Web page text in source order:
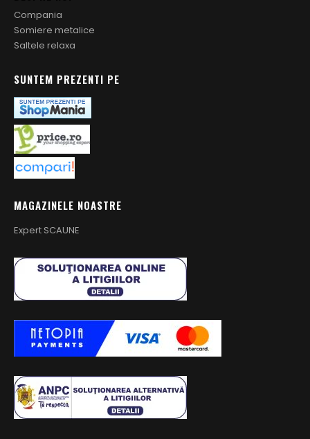
Compania
Somiere metalice
Saltele relaxa
SUNTEM PREZENTI PE
MAGAZINELE NOASTRE
Expert SCAUNE